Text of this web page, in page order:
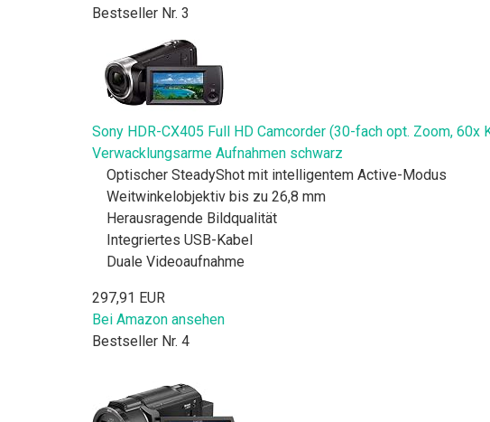
Bestseller Nr. 3
Sony HDR-CX405 Full HD Camcorder (30-fach opt. Zoom,
Verwacklungsarme Aufnahmen schwarz
Optischer SteadyShot mit intelligentem Active-Modus
Weitwinkelobjektiv bis zu 26,8 mm
Herausragende Bildqualität
Integriertes USB-Kabel
Duale Videoaufnahme
297,91 EUR
Bei Amazon ansehen
Bestseller Nr. 4